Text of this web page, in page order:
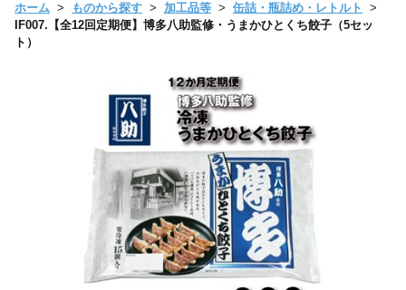
ホーム ものから探す 加工品等
缶詰・瓶詰め・レトルト
IF007.【全12回定期便】博多八助監修・うまかひとくち餃子（5セッ
ト）